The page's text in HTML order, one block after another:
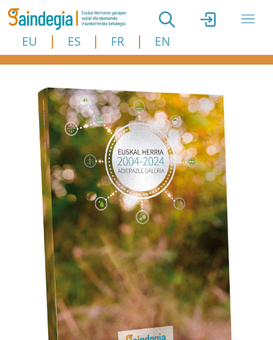
Skip to main content
EU ES FR EN